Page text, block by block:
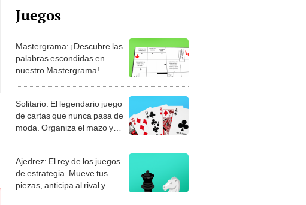
Juegos
Mastergrama: ¡Descubre las
palabras escondidas en
nuestro Mastergrama!
Solitario: El legendario juego
de cartas que nunca pasa de
moda. Organiza el mazo y
Ajedrez: El rey de los juegos
de estrategia. Mueve tus
piezas, anticipa al rival y